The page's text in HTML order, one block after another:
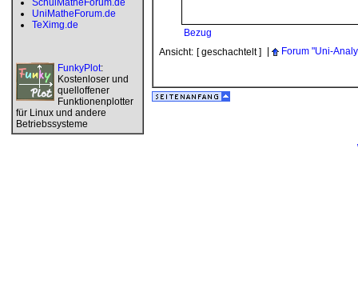
SchulMatheForum.de
UniMatheForum.de
TeXimg.de
FunkyPlot:
Kostenloser und
quelloffener
Funktionenplotter
für Linux und andere
Betriebssysteme
Bezug
Ansicht: [ geschachtelt ] Forum "Uni-